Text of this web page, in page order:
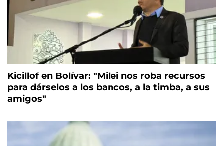
Kicillof en Bolívar: "Milei nos roba recursos
para dárselos a los bancos, a la timba, a sus
amigos"